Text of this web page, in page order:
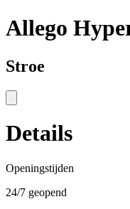
Allego
Stroe
Details
Openingstijden
24/7 geopend